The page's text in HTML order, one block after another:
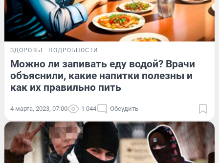
ЗДОРОВЬЕ ПОДРОБНОСТИ
Можно ли запивать еду водой? Врачи
объяснили, какие напитки полезны и
как их правильно пить
4 марта, 2023, 07:00 1 044 Обсудить